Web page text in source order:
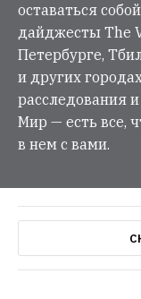
оставаться
дайджесты The
Петербурге,
и других
расследования
Мир — есть все,
в нем с вами.